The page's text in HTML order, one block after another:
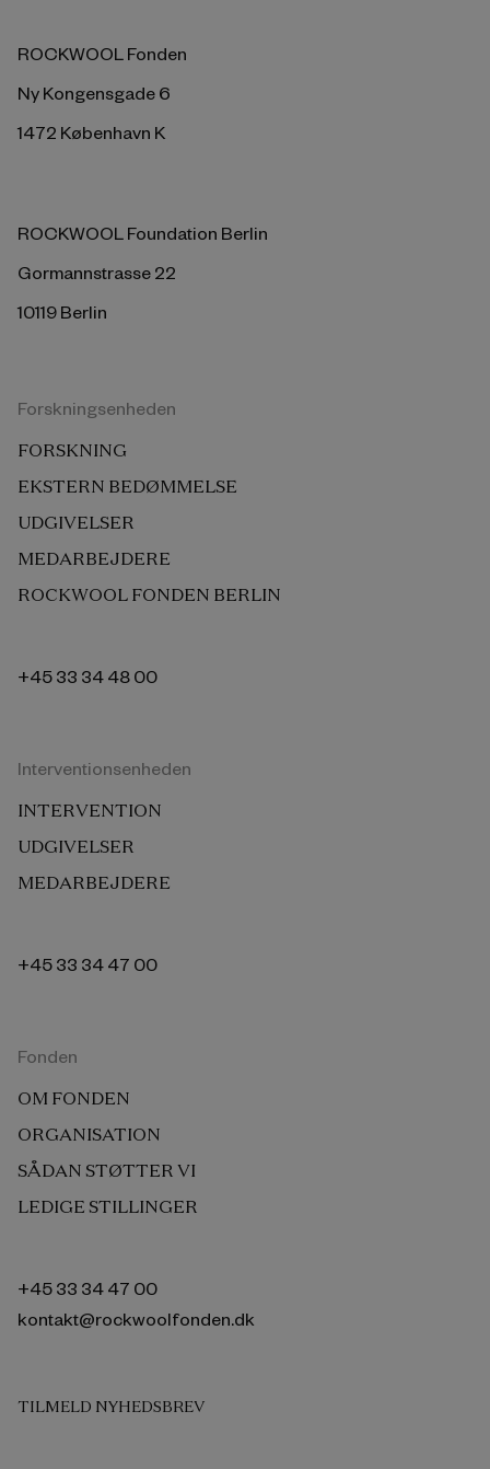
ROCKWOOL Fonden
Ny Kongensgade 6
1472 København K
ROCKWOOL Foundation Berlin
Gormannstrasse 22
10119 Berlin
Forskningsenheden
FORSKNING
EKSTERN BEDØMMELSE
UDGIVELSER
MEDARBEJDERE
ROCKWOOL FONDEN BERLIN
+45 33 34 48 00
Interventionsenheden
INTERVENTION
UDGIVELSER
MEDARBEJDERE
+45 33 34 47 00
Fonden
OM FONDEN
ORGANISATION
SÅDAN STØTTER VI
LEDIGE STILLINGER
+45 33 34 47 00
kontakt@rockwoolfonden.dk
TILMELD NYHEDSBREV